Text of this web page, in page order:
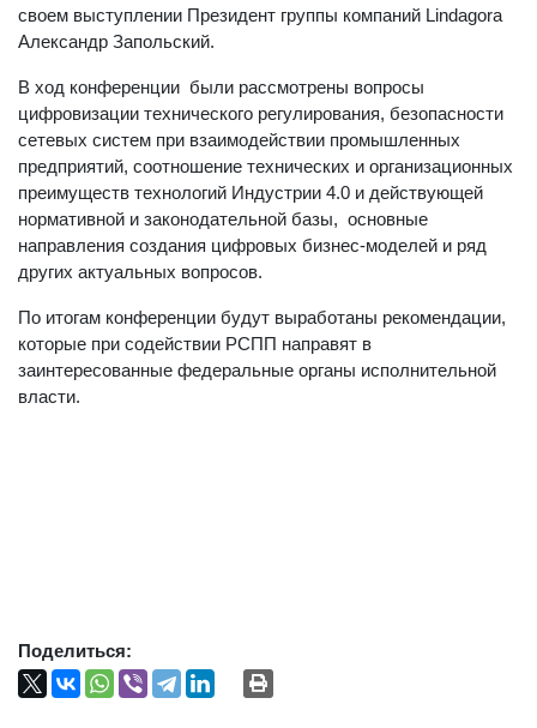
между промышленностью Франции и России рассказал в
своем выступлении Президент группы компаний Lindagora
В ход конференции были рассмотрены вопросы
цифровизации технического регулирования, безопасности
сетевых систем при взаимодействии промышленных
предприятий, соотношение технических и организационных
преимуществ технологий Индустрии 4.0 и действующей
нормативной и законодательной базы, основные
направления создания цифровых бизнес-моделей и ряд
По итогам конференции будут выработаны рекомендации,
которые при содействии РСПП направят в
заинтересованные федеральные органы исполнительной
Поделиться: